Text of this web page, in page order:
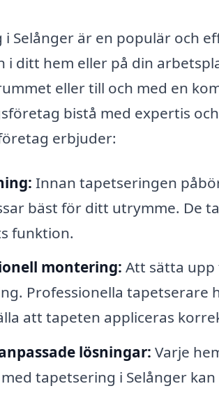
i Selånger är en populär och
i ditt hem eller på din
eller till och med en
bistå med expertis
erbjuder:
Innan tapetseringen
bäst för ditt utrymme. De
funktion.
montering: Att sätta
Professionella tapetserare
att tapeten appliceras
lösningar: Varje
tapetsering i Selånger